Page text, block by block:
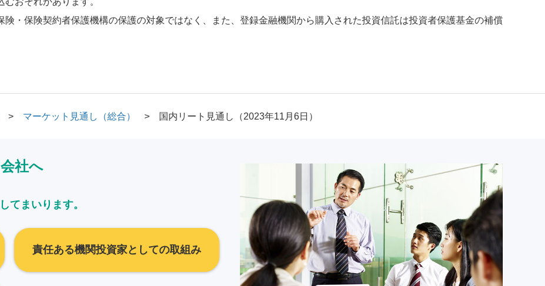
・保険契約者保護機構の保護の対象ではなく、また、登録金融機関から購入された投資信託は投資者保護基金の補償
マーケット見通し（総合） 国内リート見通し（2023年11月6日）
社へ
てまいります。
責任ある機関投資家としての取組み